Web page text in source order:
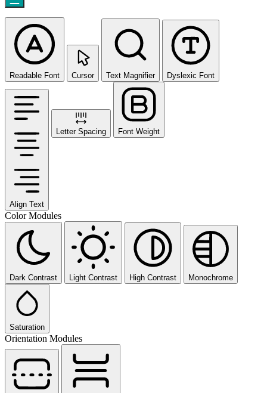
Readable Font Cursor Text Magnifier Dyslexic Font
Align Text
Letter Spacing Font Weight
Color Modules
Dark Contrast Light Contrast High Contrast Monochrome
Saturation
Orientation Modules